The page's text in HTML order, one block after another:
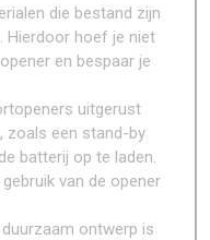
die bestand zijn
Hierdoor hoef je niet
en bespaar je
uitgerust
zoals een stand-by
batterij op te laden.
van de opener
ontwerp is